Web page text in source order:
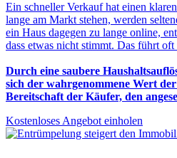
Ein schneller Verkauf hat einen
lange am Markt stehen, werden
ein Haus dagegen zu lange online,
dass etwas nicht stimmt. Das führt oft
Durch eine saubere
sich der wahrgenommene Wert
Bereitschaft der Käufer, den
Kostenloses Angebot einholen